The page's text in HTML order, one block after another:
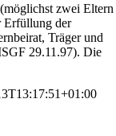
zwei Eltern
Erfüllung der
Träger und
29.11.97). Die